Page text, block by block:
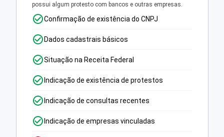
possui algum protesto com bancos e outras empresas.
Confirmação de existência do CNPJ
Dados cadastrais básicos
Situação na Receita Federal
Indicação de existência de protestos
Indicação de consultas recentes
Indicação de empresas vinculadas